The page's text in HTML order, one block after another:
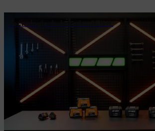
Tecnologia de baterias STIHL